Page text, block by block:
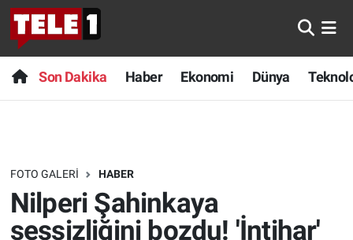
Son Dakika Haber Ekonomi Dünya
FOTO GALERI HABER
Nilperi Şahinkaya
sessizliğini bozdu! 'İntihar'
Anında Manşet
Başka Sohbetler
Bilim turu
Bilim ve Teknoloji Evreni
Son Dakika
Haber
Dünya
Teknoloji
Nöbetçi Eczaneler
Hava Durumu
Trafik Durumu
Süper Lig Puan Durumu ve Fikstür